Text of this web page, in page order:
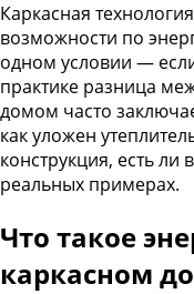
Каркасная
возможности по
одном условии —
практике разница
домом часто
как уложен
конструкция, есть ли
реальных примерах.
Что такое
каркасном